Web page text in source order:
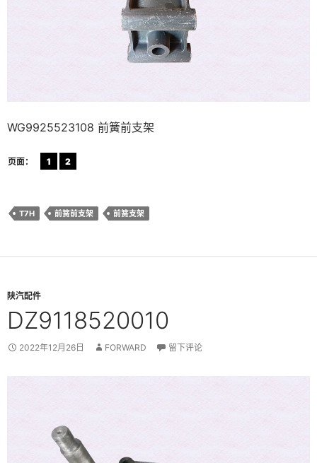
WG9925523108 前簧前支架
页面： 1 2
T7H 前簧前支架 前簧支架
陕汽配件
DZ9118520010
2022年12月26日 FORWARD 留下评论